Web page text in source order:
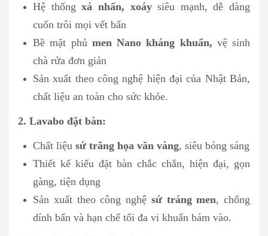
Hệ thốngxả nhấn, xoáysiêu mạnh, dễ dàng
cuốn trôi mọi vết bẩn
Bề mặt phủ men Nano kháng khuẩn, vệ sinh
chà rửa đơn giản
Sản xuất theo công nghệ hiện đại của Nhật Bản,
chất liệu an toàn cho sức khỏe.
2. Lavabo đặt bàn:
Chất liệu sứ trắng họa văn vàng, siêu bóng sáng
Thiết kế kiểu đặt bàn chắc chắn, hiện đại, gọn
gàng, tiện dụng
Sản xuất theo công nghệ sứ tráng men, chống
dính bẩn và hạn chế tối đa vi khuẩn bám vào.